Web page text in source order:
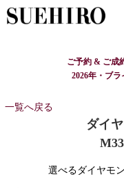
ご予約 & ご成
2026年・ブ
一覧へ戻る
ダイ
選べるダイヤモ